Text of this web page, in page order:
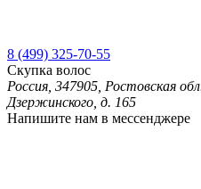
8 (499) 325-70-55
Скупка волос
Россия, 347905, Ростовская
Дзержинского, д. 165
Напишите нам в мессенджере